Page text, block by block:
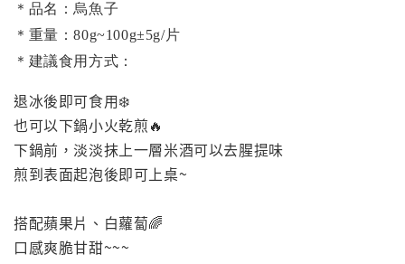
＊品名：烏魚子
＊重量：80g~100g±5g/片
＊建議食用方式：
退冰後即可食用❄️
也可以下鍋小火乾煎🔥
下鍋前，淡淡抹上一層米酒可以去腥提味
煎到表面起泡後即可上桌~
搭配蘋果片、白蘿蔔🌈
口感爽脆甘甜~~~